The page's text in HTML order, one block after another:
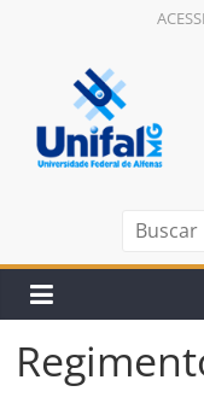
conteúdo